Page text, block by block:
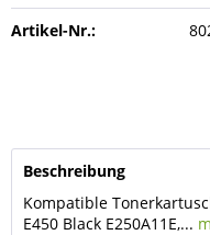
Artikel-Nr.:
Beschreibung
Kompatible
E450 Black E250A11E,...